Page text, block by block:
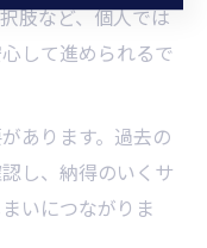
肢など、個人では
して進められるで
あります。過去の
し、納得のいくサ
いにつながりま
ださい